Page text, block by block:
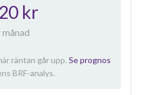
kr
månad
räntan går upp. Se prognos
BRF-analys.